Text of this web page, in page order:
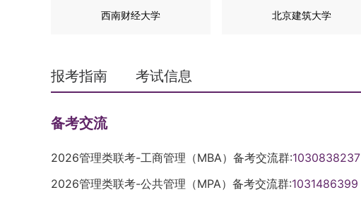
西南财经大学 北京建筑大学
报考指南 考试信息
备考交流
2026管理类联考-工商管理（MBA）备考交流群:1030838237
2026管理类联考-公共管理（MPA）备考交流群:1031486399